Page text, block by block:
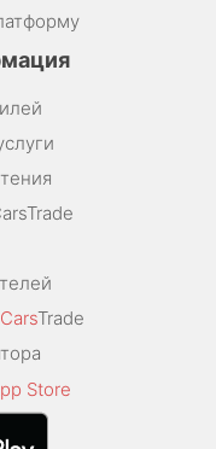
CarsTrade